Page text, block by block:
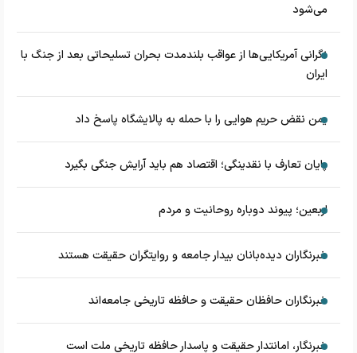
می‌شود
نگرانی آمریکایی‌ها از عواقب بلندمدت بحران تسلیحاتی بعد از جنگ با
ایران
یمن نقض حریم هوایی را با حمله به پالایشگاه پاسخ داد
پایان تعارف با نقدینگی؛ اقتصاد هم باید آرایش جنگی بگیرد
اربعین؛ پیوند دوباره روحانیت و مردم
خبرنگاران دیده‌بانان بیدار جامعه و روایتگران حقیقت هستند
خبرنگاران حافظان حقیقت و حافظه تاریخی جامعه‌اند
خبرنگار، امانتدار حقیقت و پاسدار حافظه تاریخی ملت است